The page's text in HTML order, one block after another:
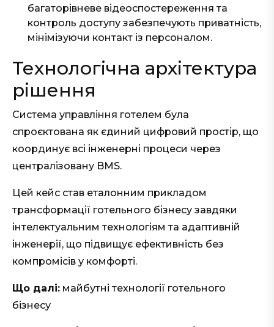
багаторівневе відеоспостереження та
контроль доступу забезпечують приватність,
мінімізуючи контакт із персоналом.
Технологічна архітектура
рішення
Система управління готелем була
спроєктована як єдиний цифровий простір, що
координує всі інженерні процеси через
централізовану BMS.
Цей кейс став еталонним прикладом
трансформації готельного бізнесу завдяки
інтелектуальним технологіям та адаптивній
інженерії, що підвищує ефективність без
компромісів у комфорті.
Що далі: майбутні технології готельного
бізнесу